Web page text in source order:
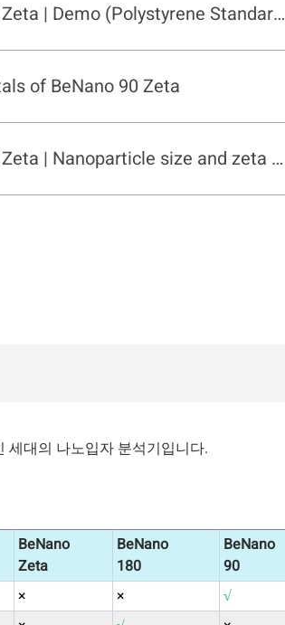
BeNano 90 Zeta | Demo (Polystyrene Standard Sample)
of BeNano 90 Zeta
BeNano 90 Zeta | Nanoparticle size and zeta potential analyzer
세대의 나노입자 분석기입니다.
BeNano
Zeta
BeNano
180
BeNano
90
× ×
√